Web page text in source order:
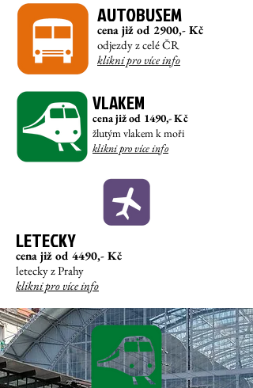
AUTOBUSEM
cena již od 2900,- Kč
odjezdy z celé ČR
klikni pro více info
VLAKEM
cena již od 1490,- Kč
žlutým vlakem k moři
klikni pro více info
LETECKY
cena již od 4490,- Kč
letecky z Prahy
klikni pro více info